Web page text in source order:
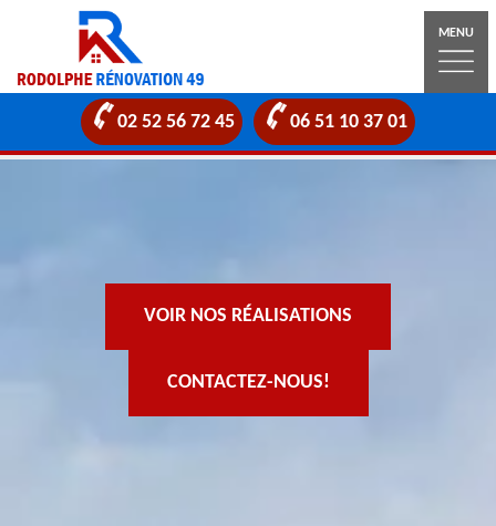
MENU
02 52 56 72 45 06 51 10 37 01
VOIR NOS RÉALISATIONS
CONTACTEZ-NOUS!